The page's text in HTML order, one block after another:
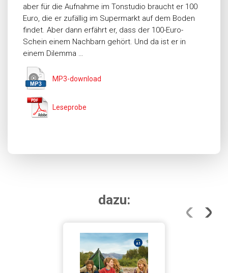
aber für die Aufnahme im Tonstudio braucht er 100
Euro, die er zufällig im Supermarkt auf dem Boden
findet. Aber dann erfährt er, dass der 100-Euro-
Schein einem Nachbarn gehört. Und da ist er in
einem Dilemma …
MP3-download
Leseprobe
dazu: